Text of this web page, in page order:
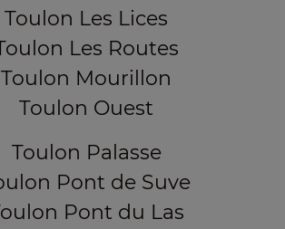
Toulon Les Lices
Les Routes
Toulon Mourillon
Toulon Ouest
Toulon Palasse
Pont de Suve
Pont du Las